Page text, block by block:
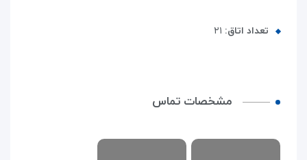
تعداد اتاق: ۲۱
مشخصات تماس